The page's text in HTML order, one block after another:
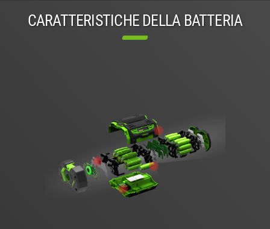
CARATTERISTICHE DELLA BATTERIA